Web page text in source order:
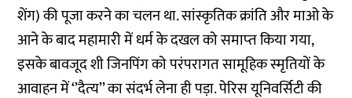
शेंग) की पूजा करने का चलन था. सांस्‍कृतिक क्रांति और माओ के
आने के बाद महामारी में धर्म के दखल को समाप्‍त किया गया,
इसके बावजूद शी जिनपिंग को परंपरागत सामूहिक स्‍मृतियों के
आवाहन में ‘’दैत्‍य’’ का संदर्भ लेना ही पड़ा. पेरिस यूनिवर्सिटी की